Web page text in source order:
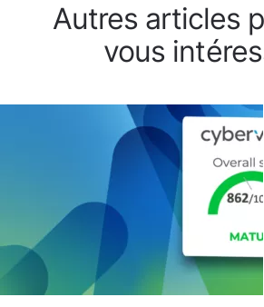
Autres articles
vous